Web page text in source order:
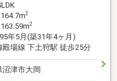
2
2
年5月(築31年4ヶ月)
殿場線 下土狩駅 徒歩25分
沼津市大岡